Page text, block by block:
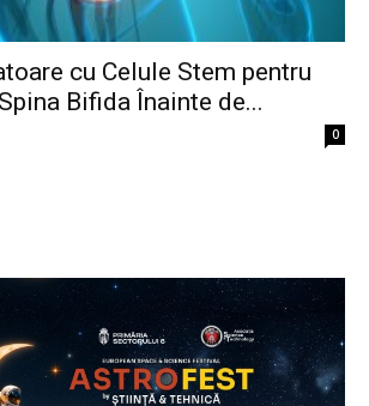
cu Celule Stem pentru
Bifida Înainte de...
0